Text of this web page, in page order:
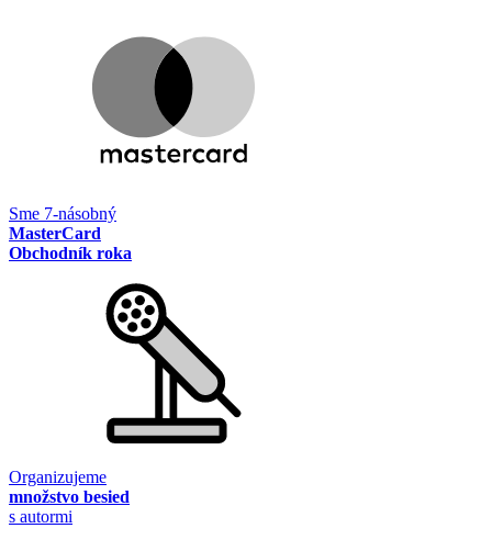
Sme 7-násobný
MasterCard
Obchodník roka
Organizujeme
množstvo besied
s autormi